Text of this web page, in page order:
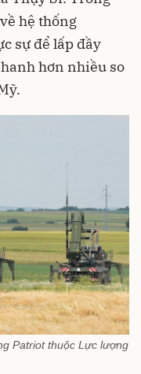
hệ thống
sự để lấp đầy
hơn nhiều so
Patriot thuộc Lực lượng